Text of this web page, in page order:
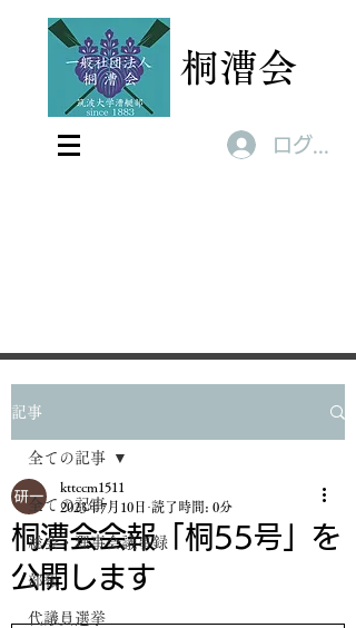
桐漕会
ログイン
記事
全ての記事
総会・理事会議事録
部報
代議員選挙
全ての記事
桐漕会会報「桐55号」を
公開します
kttccm1511
2023年7月10日 読了時間: 0分